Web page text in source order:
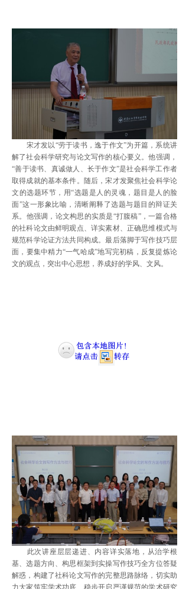
宋才发以“劳于读书，逸于作文”为开篇，系统讲
解了社会科学研究与论文写作的核心要义。他强调，
“善于读书、真诚做人、长于作文”是社会科学工作者
取得成就的基本条件。随后，宋才发聚焦社会科学论
文的选题环节，用“选题是人的灵魂，题目是人的脸
面”这一形象比喻，清晰阐释了选题与题目的辩证关
系。他强调，论文构思的实质是“打腹稿”，一篇合格
的社科论文由鲜明观点、详实素材、正确思维模式与
规范科学论证方法共同构成。最后落脚于写作技巧层
面，要集中精力“一气哈成”地写完初稿，反复提炼论
文的观点，突出中心思想，养成好的学风、文风。
此次讲座层层递进、内容详实落地，从治学根
基、选题方向、构思框架到实操写作技巧全方位答疑
解惑，构建了社科论文写作的完整思路脉络，切实助
力大家筑牢学术功底、稳步开启严谨规范的学术研究